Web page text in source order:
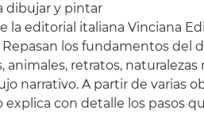
295,00 € (15%)
250,75 €
dibujar y pintar
la editorial italiana Vinciana
los fundamentos del
animales, retratos, naturalezas
narrativo. A partir de varias
con detalle los pasos